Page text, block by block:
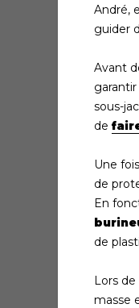
André,
guider
Avant
sous-
de
Une
de
En
de
Lors de
masse